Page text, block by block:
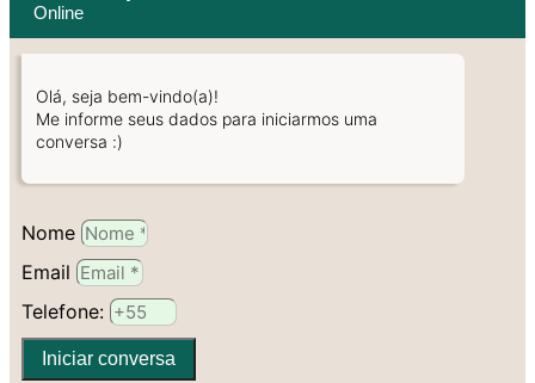
Online
Olá, seja bem-vindo(a)!
Me informe seus dados para iniciarmos uma
conversa :)
Nome
Email
Telefone:
Iniciar conversa